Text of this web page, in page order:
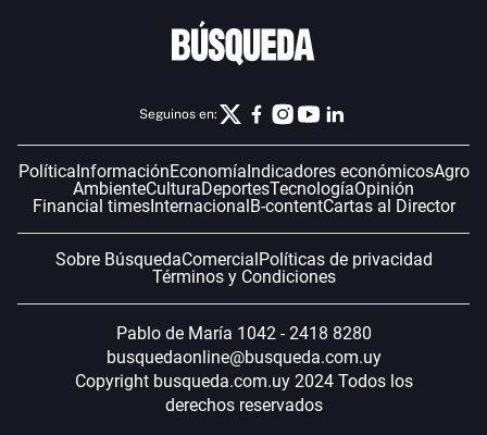
Seguinos en:
Política InformaciónEconomía Indicadores económicosAgro
AmbienteCulturaDeportesTecnologíaOpinión
Financial timesInternacional B-contentCartas al Director
Sobre BúsquedaComercial Políticas de privacidad
Términos y Condiciones
Pablo de María 1042 - 2418 8280
busquedaonline@busqueda.com.uy
Copyright busqueda.com.uy 2024 Todos los
derechos reservados